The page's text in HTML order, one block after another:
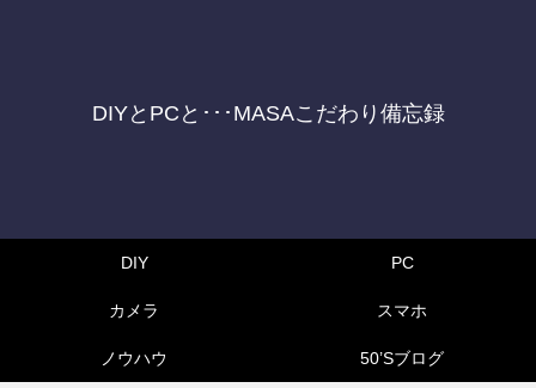
DIYとPCと･･･MASAこだわり備忘録
DIY PC
カメラ スマホ
ノウハウ 50’Sブログ